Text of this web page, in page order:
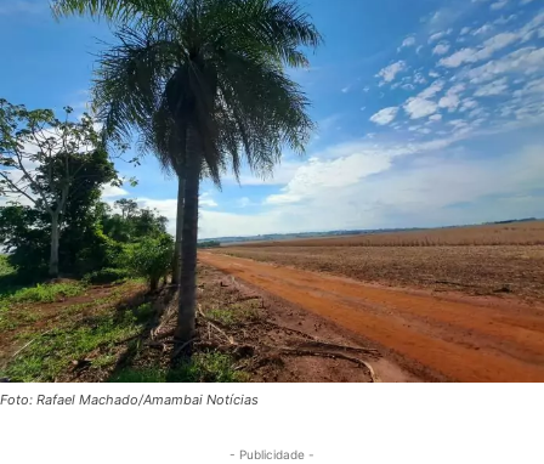
Foto: Rafael Machado/Amambai Notícias
- Publicidade -